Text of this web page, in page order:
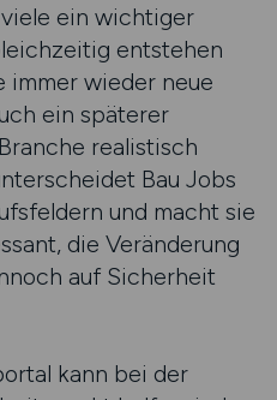
ein wichtiger
entstehen
immer wieder neue
ein späterer
realistisch
Bau Jobs
und macht sie
die Veränderung
auf Sicherheit
kann bei der